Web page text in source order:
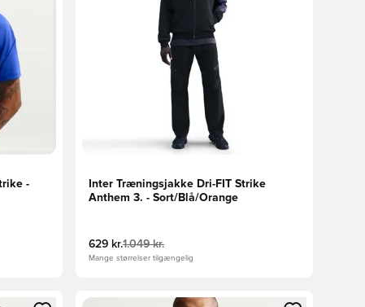
-
Inter Træningsjakke Dri-FIT Strike
Anthem 3. - Sort/Blå/Orange
629 kr.1.049 kr.
Mange størrelser tilgængelig